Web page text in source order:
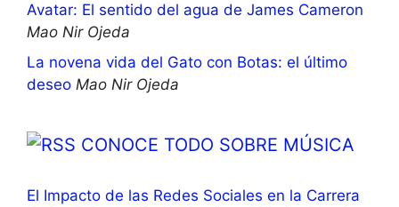
Avatar: El sentido del agua de James Cameron
Mao Nir Ojeda
La novena vida del Gato con Botas: el último
deseo Mao Nir Ojeda
CONOCE TODO SOBRE MÚSICA
El Impacto de las Redes Sociales en la Carrera